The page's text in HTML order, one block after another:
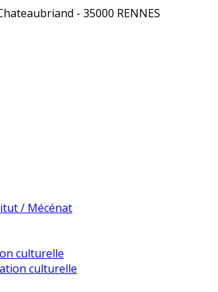
- 35000 RENNES
/ Mécénat
culturelle
culturelle